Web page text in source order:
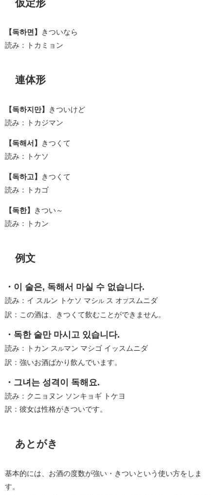
仮定形
【독하면】
きついなら
読み：トカミョン
連体形
【독하지만】
きついけど
読み：トカジマン
【독해서】
きつくて
読み：トケソ
【독하고】
きつくて
読み：トカゴ
【독한】
きつい～
読み：トカン
例文
・이 술은, 독해서 마실 수 없습니다.
読み：イ スルン トケソ マシ ル ス オプスムニダ
訳：この酒は、きつくて飲むことができません。
・독한 술만 마시고 있습니다.
読み：トカン ス ルマン マシゴ イッスムニダ
訳：強いお酒ばかり飲んでいます。
・그녀는 성격이 독해요.
読み：クニョヌン ソンキョギ トケヨ
訳：彼女は性格がきついです。
あとがき
基本的には、お酒の度数が強い・きついという使い方をしま
す。